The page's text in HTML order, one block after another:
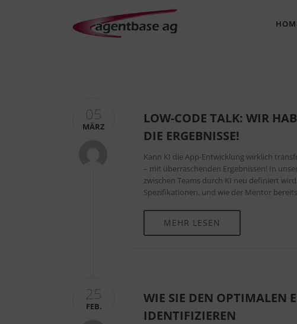
05
MÄRZ
LOW-CODE TALK: WIR
DIE ERGEBNISSE!
Kann KI die App-Entwicklung wirklich
– mit überraschenden Ergebnissen! In
zwischen Teams durch KI neu definiert
Spezifikationen, und wie der Mentor
MEHR LESEN
25
FEB.
WIE SIE DEN OPTIMALEN
IDENTIFIZIEREN